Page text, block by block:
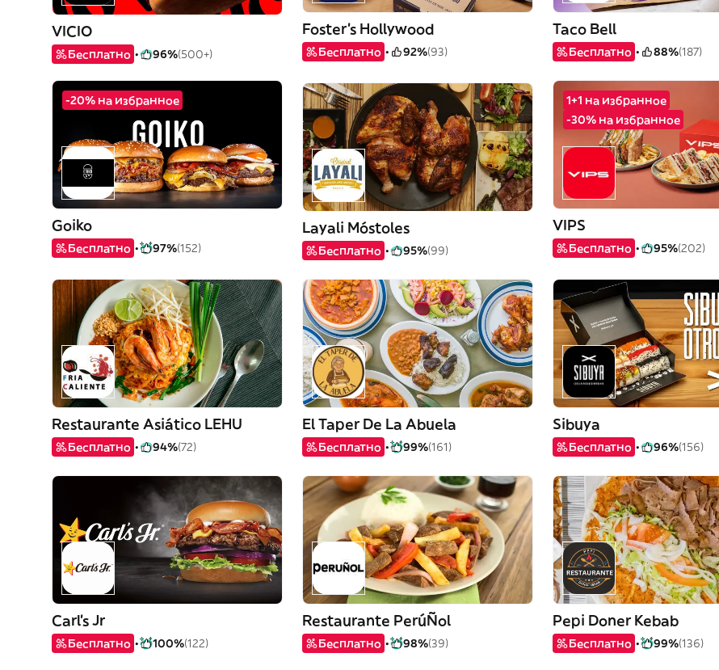
VICIO
Бесплатно 96%(500+)
Foster's Hollywood
Бесплатно 92%(93)
Taco Bell
Бесплатно 88%(187)
-20% на избранное
Goiko
Бесплатно 97%(152)
Layali Móstoles
Бесплатно 95%(99)
1+1 на избранное
-30% на избранное
VIPS
Бесплатно 95%(202)
Restaurante Asiático LEHU
Бесплатно 94%(72)
El Taper De La Abuela
Бесплатно 99%(161)
Sibuya
Бесплатно 96%(156)
Carl's Jr
Бесплатно 100%(122)
Restaurante PerúÑol
Бесплатно 98%(39)
Pepi Doner Kebab
Бесплатно 99%(136)